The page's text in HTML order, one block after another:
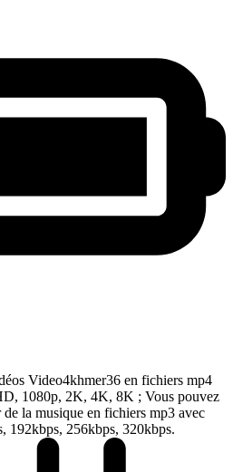
Video4khmer36 en fichiers mp4
1080p, 2K, 4K, 8K ; Vous pouvez
la musique en fichiers mp3 avec
192kbps, 256kbps, 320kbps.